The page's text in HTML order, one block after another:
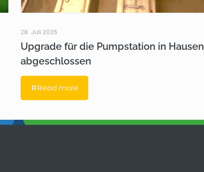
28. Juli 2026
Upgrade für die Pumpstation in Hausen
abgeschlossen
Read more